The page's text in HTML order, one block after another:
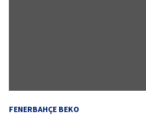
FENERBAHÇE BEKO